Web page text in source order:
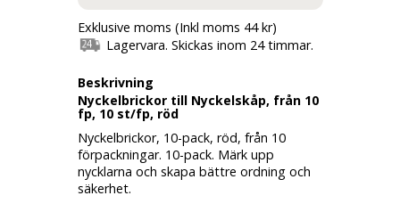
Exklusive moms (Inkl moms 44 kr)
Lagervara. Skickas inom 24 timmar.
Beskrivning
Nyckelbrickor till Nyckelskåp, från 10
fp, 10 st/fp, röd
Nyckelbrickor, 10-pack, röd, från 10
förpackningar. 10-pack. Märk upp
nycklarna och skapa bättre ordning och
säkerhet.